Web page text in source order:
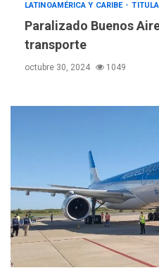
LATINOAMÉRICA Y CARIBE
Paralizado Buenos
transporte
octubre 30, 2024 1049